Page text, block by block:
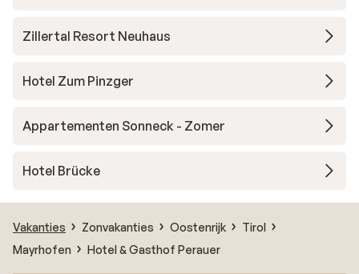
Zillertal Resort Neuhaus
Hotel Zum Pinzger
Appartementen Sonneck - Zomer
Hotel Brücke
Vakanties Zonvakanties Oostenrijk
Tirol
Mayrhofen
Hotel & Gasthof Perauer